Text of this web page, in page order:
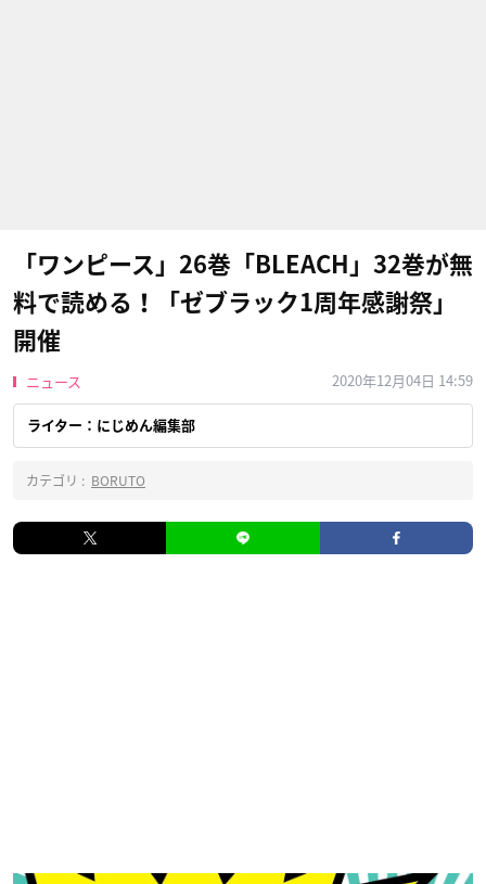
「ワンピース」26巻「BLEACH」32巻が無
料で読める！「ゼブラック1周年感謝祭」
開催
ニュース 2020年12月04日 14:59
ライター：にじめん編集部
カテゴリ : BORUTO